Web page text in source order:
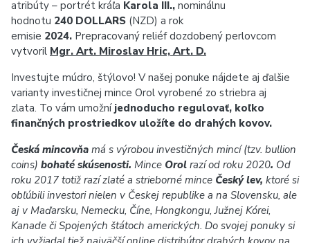
atribúty – portrét kráľa Karola III., nominálnu
hodnotu 240 DOLLARS (NZD) a rok
emisie 2024. Prepracovaný reliéf dozdobený perlovcom
vytvoril Mgr. Art. Miroslav Hric, Art. D.
Investujte múdro, štýlovo! V našej ponuke nájdete aj ďalšie
varianty investičnej mince Orol vyrobené zo striebra aj
zlata. To vám umožní jednoducho regulovať, koľko
finančných prostriedkov uložíte do drahých kovov.
Česká mincovňa má s výrobou investičných mincí (tzv. bullion
coins) bohaté skúsenosti. Mince Orol razí od roku 2020. Od
roku 2017 totiž razí zlaté a strieborné mince Český lev, ktoré si
obľúbili investori nielen v Českej republike a na Slovensku, ale
aj v Maďarsku, Nemecku, Číne, Hongkongu, Južnej Kórei,
Kanade či Spojených štátoch amerických. Do svojej ponuky si